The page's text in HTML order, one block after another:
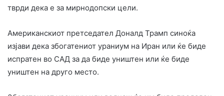
тврди дека е за мирнодопски цели.
Американскиот претседател Доналд Трамп синоќа
изјави дека збогатениот ураниум на Иран или ќе биде
испратен во САД за да биде уништен или ќе биде
уништен на друго место.